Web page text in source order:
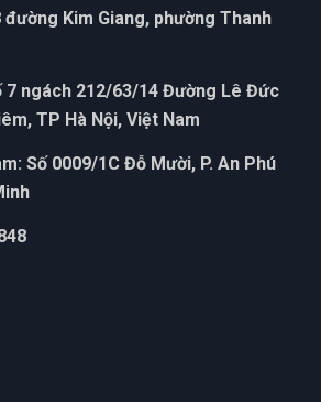
đường Kim Giang, phường Thanh
7 ngách 212/63/14 Đường Lê Đức
TP Hà Nội, Việt Nam
Số 0009/1C Đỗ Mười, P. An Phú